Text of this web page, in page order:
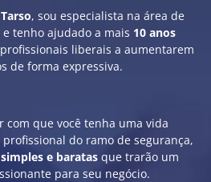
, sou especialista na área de
tenho ajudado a mais 10 anos
liberais a aumentarem
de forma expressiva.
com que você tenha uma vida
do ramo de segurança,
e baratasque trarão um
para seu negócio.